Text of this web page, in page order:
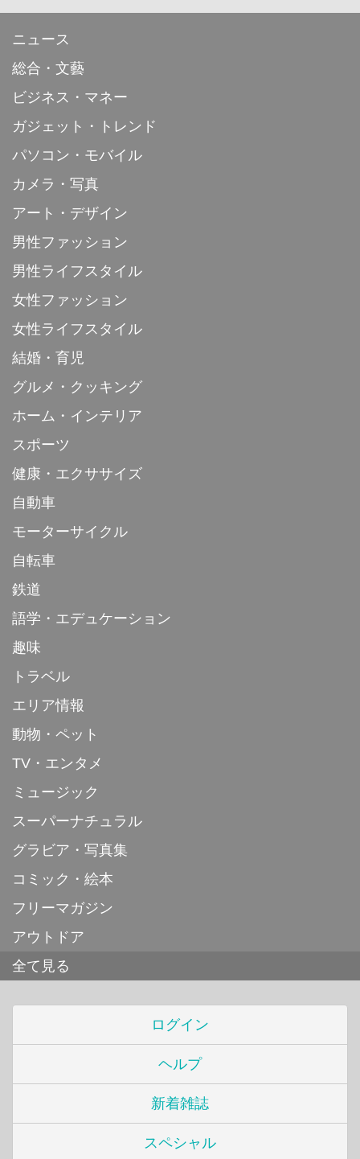
ニュース
総合・文藝
ビジネス・マネー
ガジェット・トレンド
パソコン・モバイル
カメラ・写真
アート・デザイン
男性ファッション
男性ライフスタイル
女性ファッション
女性ライフスタイル
結婚・育児
グルメ・クッキング
ホーム・インテリア
スポーツ
健康・エクササイズ
自動車
モーターサイクル
自転車
鉄道
語学・エデュケーション
趣味
トラベル
エリア情報
動物・ペット
TV・エンタメ
ミュージック
スーパーナチュラル
グラビア・写真集
コミック・絵本
フリーマガジン
アウトドア
全て見る
ログイン
ヘルプ
新着雑誌
スペシャル